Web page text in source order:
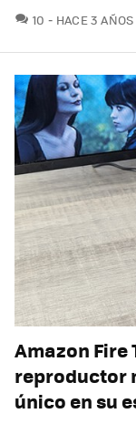
10 COMENTARIOS
HACE 3 AÑOS
Amazon Fire
reproductor
único en su